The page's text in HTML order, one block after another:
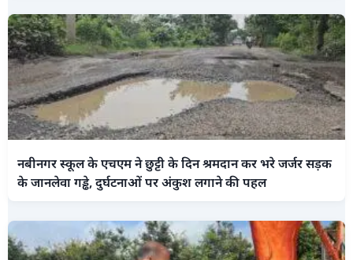
नबीनगर स्कूल के एचएम ने छुट्टी के दिन श्रमदान कर भरे जर्जर सड़क
के जानलेवा गड्ढे, दुर्घटनाओं पर अंकुश लगाने की पहल